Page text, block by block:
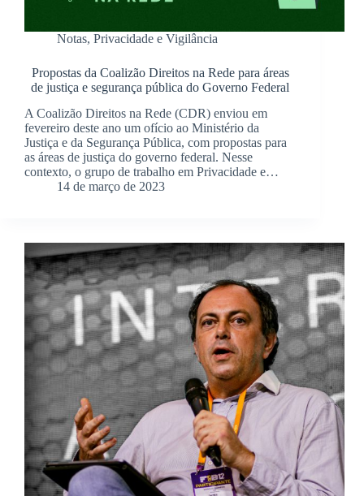
Notas, Privacidade e Vigilância
Propostas da Coalizão Direitos na Rede para áreas
de justiça e segurança pública do Governo Federal
A Coalizão Direitos na Rede (CDR) enviou em
fevereiro deste ano um ofício ao Ministério da
Justiça e da Segurança Pública, com propostas para
as áreas de justiça do governo federal. Nesse
contexto, o grupo de trabalho em Privacidade e…
14 de março de 2023